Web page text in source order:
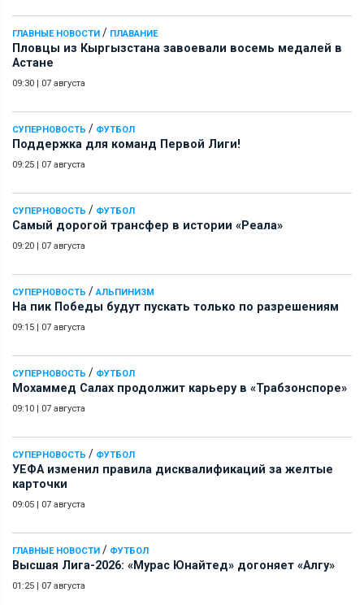
ГЛАВНЫЕ НОВОСТИ / ПЛАВАНИЕ
Пловцы из Кыргызстана завоевали восемь медалей в
Астане
09:30 | 07 августа
СУПЕРНОВОСТЬ / ФУТБОЛ
Поддержка для команд Первой Лиги!
09:25 | 07 августа
СУПЕРНОВОСТЬ / ФУТБОЛ
Самый дорогой трансфер в истории «Реала»
09:20 | 07 августа
СУПЕРНОВОСТЬ / АЛЬПИНИЗМ
На пик Победы будут пускать только по разрешениям
09:15 | 07 августа
СУПЕРНОВОСТЬ / ФУТБОЛ
Мохаммед Салах продолжит карьеру в «Трабзонспоре»
09:10 | 07 августа
СУПЕРНОВОСТЬ / ФУТБОЛ
УЕФА изменил правила дисквалификаций за желтые
карточки
09:05 | 07 августа
ГЛАВНЫЕ НОВОСТИ / ФУТБОЛ
Высшая Лига-2026: «Мурас Юнайтед» догоняет «Алгу»
01:25 | 07 августа